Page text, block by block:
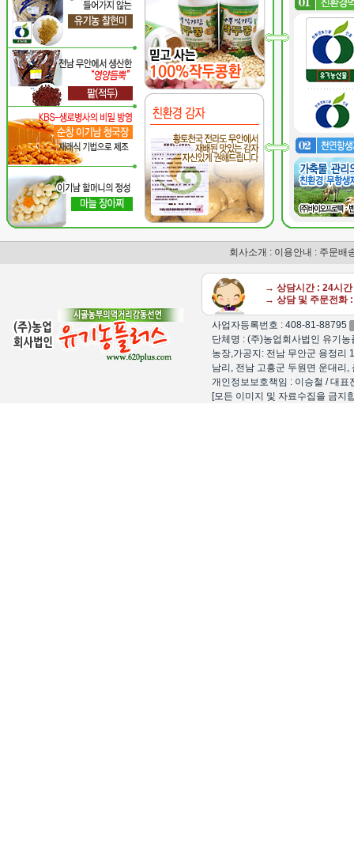
회사소개 : 이용안내 : 주문배
→ 상담시간 : 24시간
→ 상담 및 주문전화
사업자등록번호 : 408-81-88795
단체명 : (주)농업회사법인 유기
농장,가공지: 전남 무안군 용정리
남리, 전남 고흥군 두원면 운대리
개인정보보호책임 : 이승철 / 대
[모든 이미지 및 자료수집을 금지